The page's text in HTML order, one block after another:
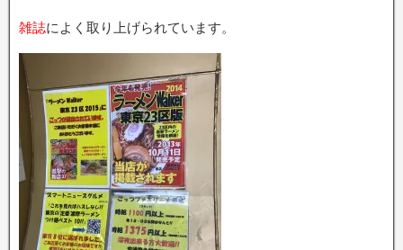
雑誌によく取り上げられています。